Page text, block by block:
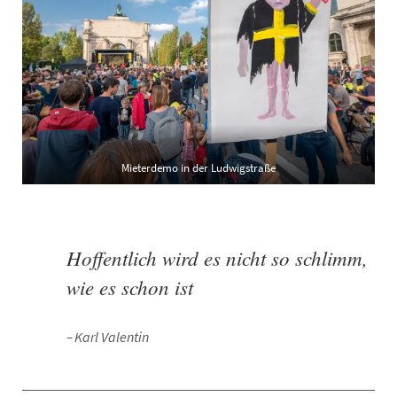
Mieterdemo in der Ludwigstraße
Hoffentlich wird es nicht so schlimm,
wie es schon ist
Karl Valentin